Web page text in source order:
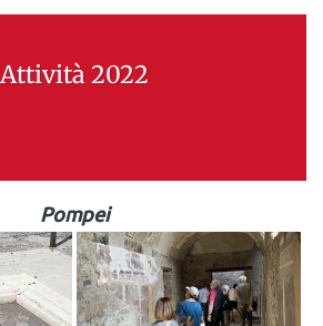
Attività 2022
Pompei